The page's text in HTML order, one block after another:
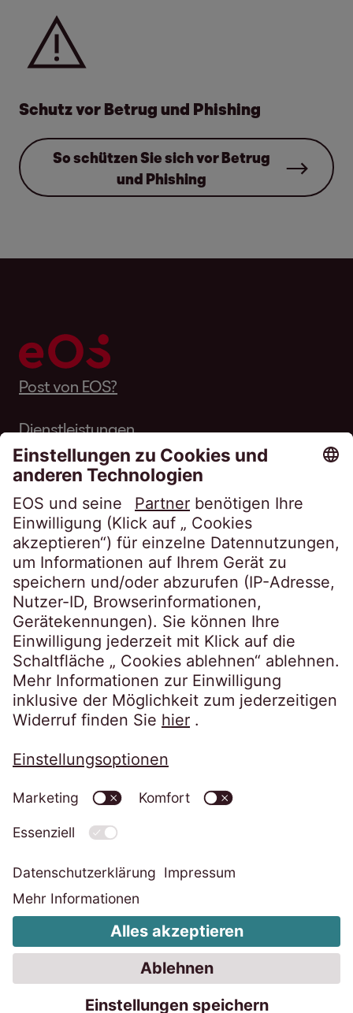
Schutz vor Betrug und Phishing
So schützen Sie sich vor Betrug
und Phishing
Post von EOS?
Dienstleistungen
Über EOS
Karriere
Folgen Sie uns auf
Datenschutzerklärung
Code of Conduct
Whistleblower System
Erklärung zur Barrierefreiheit